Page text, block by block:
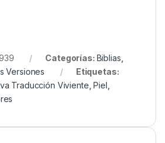
Categorías: Biblias
Versiones
Etiquetas:
Traducción Viviente ,Piel